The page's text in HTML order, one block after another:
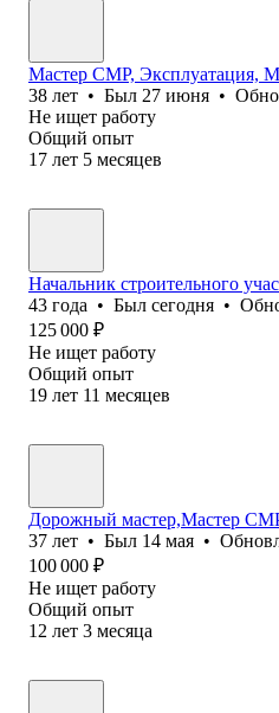
Мастер СМР, Эксплуатация,
38 лет • Был 27 июня •
Не ищет работу
Общий опыт
17 лет 5 месяцев
Начальник строительного
43 года • Был сегодня •
125 000 ₽
Не ищет работу
Общий опыт
19 лет 11 месяцев
Дорожный мастер,Мастер
37 лет • Был 14 мая •
100 000 ₽
Не ищет работу
Общий опыт
12 лет 3 месяца